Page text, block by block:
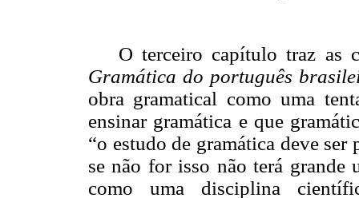
O terceiro capítulo traz as
Gramática do português
obra gramatical como uma
ensinar gramática e que
“o estudo de gramática deve
se não for isso não terá
como uma disciplina